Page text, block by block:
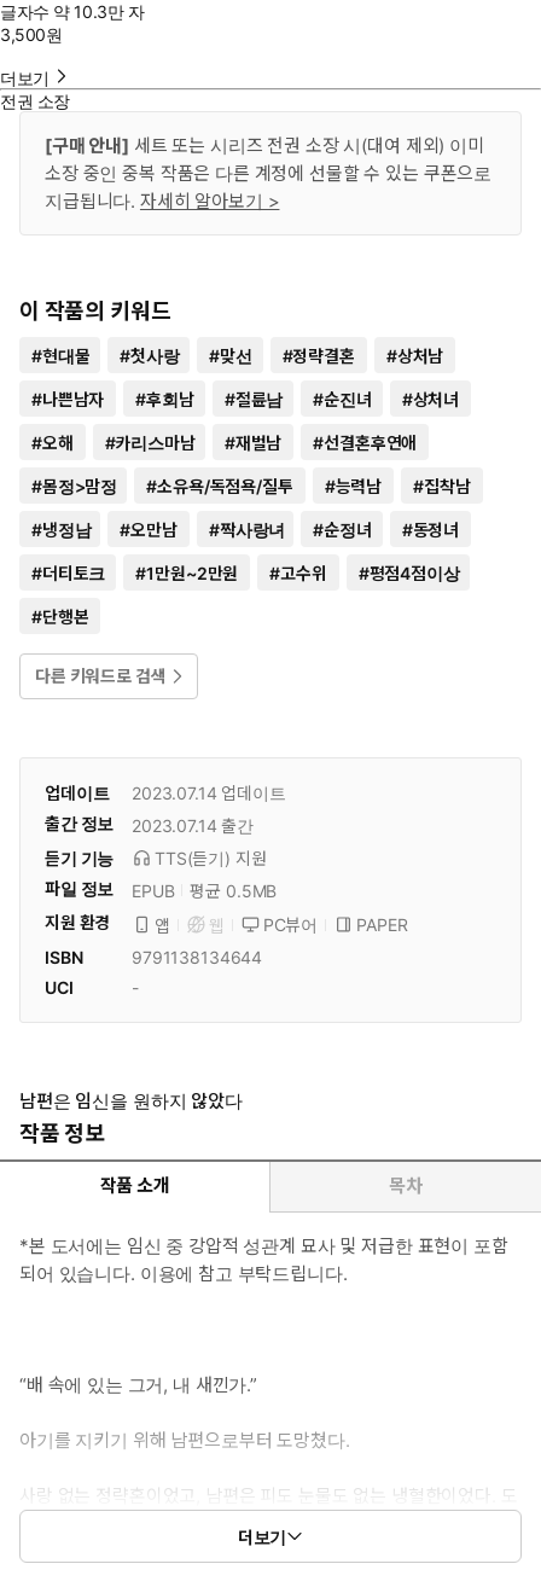
글자수 약 10.3만 자
3,500원
더보기
전권 소장
[구매 안내] 세트 또는 시리즈 전권 소장 시(대여 제외) 이미
소장 중인 중복 작품은 다른 계정에 선물할 수 있는 쿠폰으로
지급됩니다. 자세히 알아보기 >
이 작품의 키워드
#현대물 #첫사랑 #맞선 #정략결혼 #상처남
#나쁜남자 #후회남 #절륜남 #순진녀 #상처녀
#오해 #카리스마남 #재벌남 #선결혼후연애
#몸정>맘정 #소유욕/독점욕/질투 #능력남 #집착남
#냉정남 #오만남 #짝사랑녀 #순정녀 #동정녀
#더티토크 #1만원~2만원 #고수위 #평점4점이상
#단행본
다른 키워드로 검색
업데이트 2023.07.14 업데이트
출간 정보
2023.07.14 출간
듣기 기능
TTS(듣기) 지원
파일 정보
EPUB
평균 0.5MB
지원 환경
앱 웹 PC뷰어
PAPER
ISBN
9791138134644
UCI
-
남편은 임신을 원하지 않았다
작품 정보
작품 소개 목차
*본 도서에는 임신 중 강압적 성관계 묘사 및 저급한 표현이 포함
되어 있습니다. 이용에 참고 부탁드립니다.
“배 속에 있는 그거, 내 새낀가.”
아기를 지키기 위해 남편으로부터 도망쳤다.
사랑 없는 정략혼이었고, 남편은 피도 눈물도 없는 냉혈한이었다. 도
망친 저를 찾을 거라는 생각은 하지 않았다.
더보기